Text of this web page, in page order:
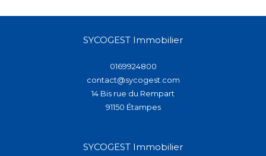
SYCOGEST Immobilier
0169924800
contact@sycogest.com
14 Bis rue du Rempart
91150
étampes
SYCOGEST Immobilier